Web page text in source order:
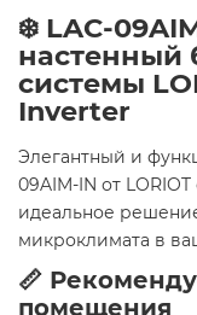
❄️ LAC-
настенный
системы
Inverter
Элегантный и
09AIM-IN от
идеальное
микроклимата в
📏
помещения